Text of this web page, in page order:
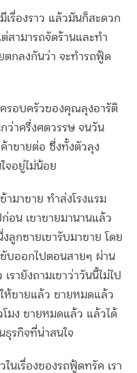
เรื่องราว แล้วมันก็สะดวก
สามารถจัดร้านและทำ
ตกลงกันว่า จะทำรถฟู้ด
รอบครัวของคุณลุงอารัติ
ว่าครึ่งศตวรรษ จนวัน
าขายต่อ ซึ่งทั้งตัวลุง
จอยู่ไม่น้อย
ามาขาย ทำส่งโรงแรม
อน เขาขายมานานแล้ว
งลูกชายเขารับมาขาย โดย
ขับออกไปตอนสายๆ ผ่าน
รายังถามเขาว่าวันนี้ไม่ไป
ห้ขายแล้ว ขายหมดแล้ว
โมง ขายหมดแล้ว แล้วได้
ธุรกิจที่น่าสนใจ
นเรื่องของรถฟู้ดทรัค เรา